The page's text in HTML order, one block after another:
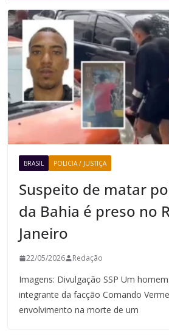
BRASIL POLICIA / JUSTIÇA
Suspeito de matar
da Bahia é preso no
Janeiro
22/05/2026 Redação
Imagens: Divulgação SSP Um
integrante da facção Comando
envolvimento na morte de um